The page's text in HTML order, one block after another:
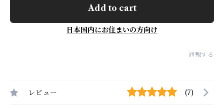
Add to cart
日本国内にお住まいの方向け
通報する
レビュー (7)